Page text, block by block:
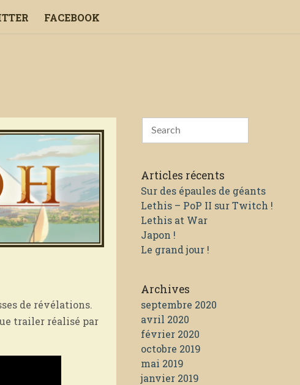
FACEBOOK
de révélations.
trailer réalisé par
Articles récents
Sur des épaules de géants
Lethis – PoP II sur Twitch !
Lethis at War
Japon !
Le grand jour !
Archives
septembre 2020
avril 2020
février 2020
octobre 2019
mai 2019
janvier 2019